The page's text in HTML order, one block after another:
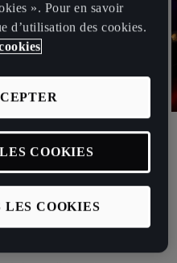
ABT en proposant une gamme
». Pour en savoir
d’utilisation des cookies.
LES COOKIES
COOKIES